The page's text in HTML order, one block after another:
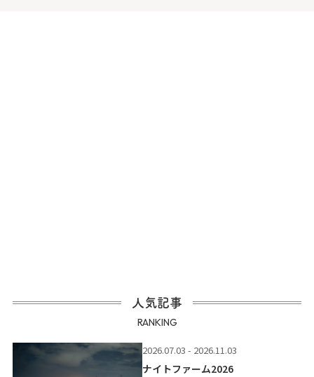
人気記事
RANKING
2026.07.03 - 2026.11.03
ナイトファーム2026